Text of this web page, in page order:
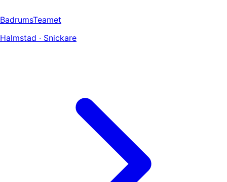
BadrumsTeamet
Halmstad · Snickare